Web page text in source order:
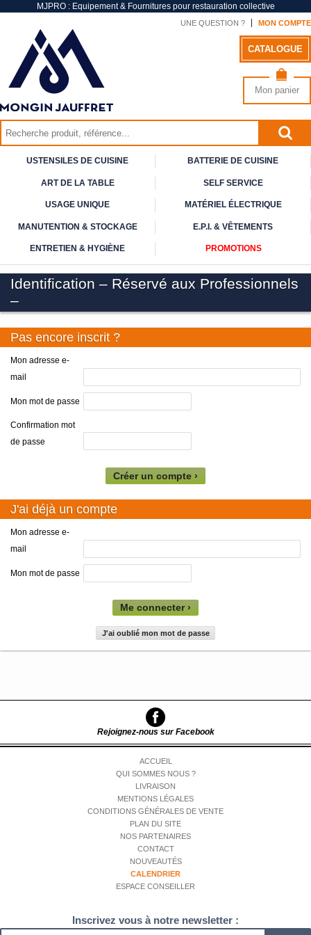
MJPRO : Equipement & Fournitures pour restauration collective
UNE QUESTION ? MON COMPTE
CATALOGUE
Mon panier
USTENSILES DE CUISINE BATTERIE DE CUISINE
ART DELA TABLE SELFSERVICE
USAGE UNIQUE MATÉRIEL ÉLECTRIQUE
MANUTENTION & STOCKAGE E.P.I. & VÊTEMENTS
ENTRETIEN & HYGIÈNE PROMOTIONS
Identification – Réservé aux Professionnels
–
Pas encore inscrit ?
Mon adresse e-
mail
Mon mot de passe
Confirmation mot
de passe
Créer un compte ›
J'ai déjà un compte
Mon adresse e-
mail
Mon mot de passe
Me connecter ›
J'ai oublié mon mot de passe
Rejoignez-nous sur Facebook
ACCUEIL
QUI SOMMES NOUS ?
LIVRAISON
MENTIONS LÉGALES
CONDITIONS GÉNÉRALES DE VENTE
PLAN DU SITE
NOS PARTENAIRES
CONTACT
NOUVEAUTÉS
CALENDRIER
ESPACE CONSEILLER
Inscrivez vous à notre newsletter :